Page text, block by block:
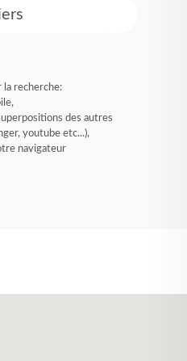
la recherche:
des autres
youtube etc...),
navigateur